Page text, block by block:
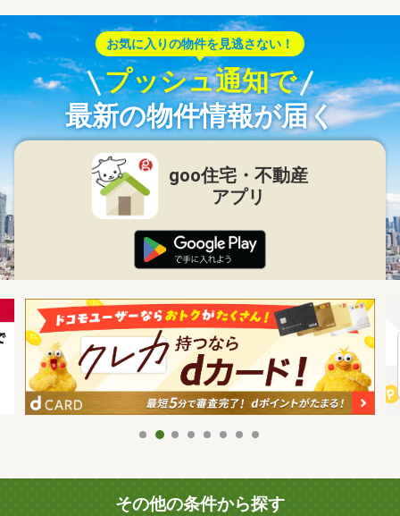
お気に入りの物件を見逃さない！
プッシュ通知で
最新の物件情報が届く
goo住宅・不動産
アプリ
その他の条件から探す